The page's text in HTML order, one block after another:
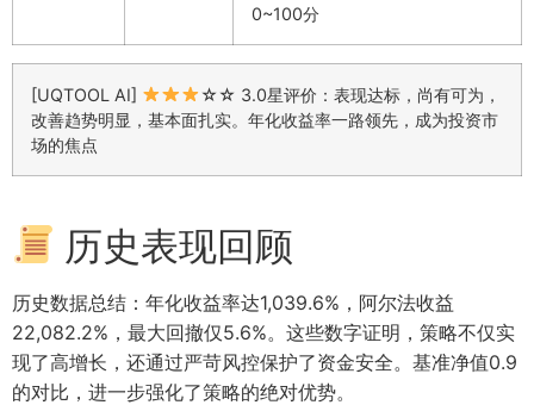
0~100分
[UQTOOL AI]
☆☆ 3.0星评价：表现达标，尚有可为，
改善趋势明显，基本面扎实。年化收益率一路领先，成为投资市
场的焦点
历史表现回顾
历史数据总结：年化收益率达1,039.6%，阿尔法收益
22,082.2%，最大回撤仅5.6%。这些数字证明，策略不仅实
现了高增长，还通过严苛风控保护了资金安全。基准净值0.9
的对比，进一步强化了策略的绝对优势。